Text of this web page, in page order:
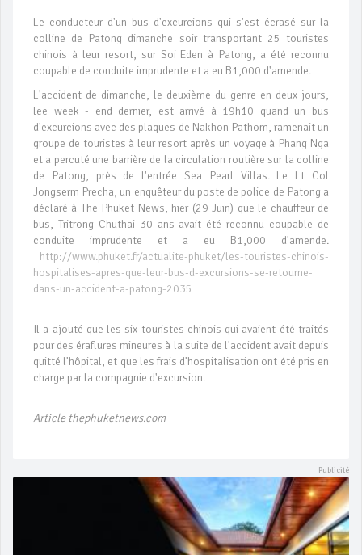
Le conducteur d'un bus d'excurcions qui s'est écrasé sur la
colline de Patong dimanche soir transportant 25 touristes
chinois à leur resort, sur Soi Eden à Patong, a été reconnu
coupable de conduite imprudente et a eu B1,000 d'amende.
L'accident de dimanche, le deuxième du genre en deux jours,
lee week - end dernier, est arrivé à 19h10 quand un bus
d'excurcions avec des plaques de Nakhon Pathom, ramenait un
groupe de touristes à leur resort après un voyage à Phang Nga
et a percuté une barrière de la circulation routière sur la colline
de Patong, près de l'entrée Sea Pearl Villas. Le Lt Col
Jongserm Precha, un enquêteur du poste de police de Patong a
déclaré à The Phuket News, hier (29 Juin) que le chauffeur de
bus, Tritrong Chuthai 30 ans avait été reconnu coupable de
conduite imprudente et a eu B1,000 d'amende.
http://www.phuket.fr/actualite-phuket/les-touristes-chinois-
hospitalises-apres-que-leur-bus-d-excursions-se-retourne-
dans-un-accident-a-patong-2035
Il a ajouté que les six touristes chinois qui avaient été traités
pour des éraflures mineures à la suite de l'accident avait depuis
quitté l'hôpital, et que les frais d'hospitalisation ont été pris en
charge par la compagnie d'excursion.
Article thephuketnews.com